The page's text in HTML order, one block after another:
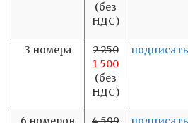
(без
НДС)
3 номера
2 250
1 500
(без
НДС)